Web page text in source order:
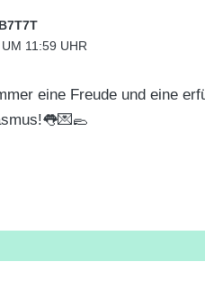
11:59 UHR
eine Freude und eine